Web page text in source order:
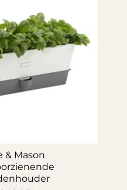
& Mason